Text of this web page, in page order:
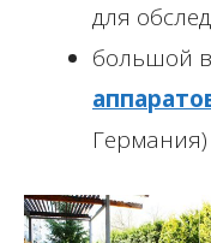
для
большой
Германия)